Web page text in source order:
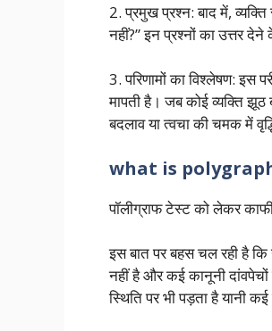
2. प्रमुख प्रश्न: बाद में,
नहीं?” इन प्रश्नों का उत्तर
3. परिणामों का विश्लेषण: इस
मापती है। जब कोई व्यक्ति
बदलाव या त्वचा की चमक में
what is polygraph
पॉलीग्राफ टेस्ट को लेकर काफी
इस बात पर बहस चल रही है
नहीं है और कई कानूनी
स्थिति पर भी पड़ता है यानी